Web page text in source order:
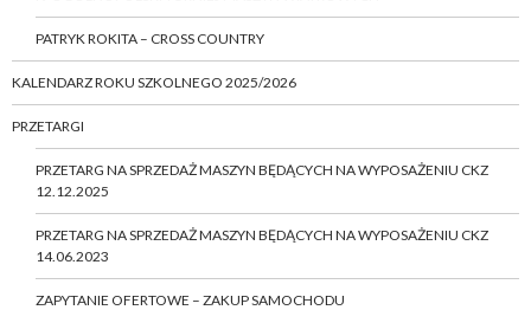
PATRYK ROKITA – CROSS COUNTRY
KALENDARZ ROKU SZKOLNEGO 2025/2026
PRZETARGI
PRZETARG NA SPRZEDAŻ MASZYN BĘDĄCYCH NA WYPOSAŻENIU CKZ
12.12.2025
PRZETARG NA SPRZEDAŻ MASZYN BĘDĄCYCH NA WYPOSAŻENIU CKZ
14.06.2023
ZAPYTANIE OFERTOWE – ZAKUP SAMOCHODU